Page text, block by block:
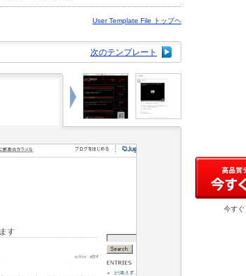
User Template File トップヘ
次のテンプレート
今すぐ